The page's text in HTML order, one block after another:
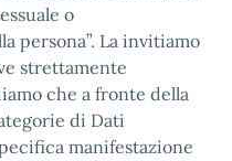
o
persona”. La invitiamo
strettamente
che a fronte della
di Dati
manifestazione